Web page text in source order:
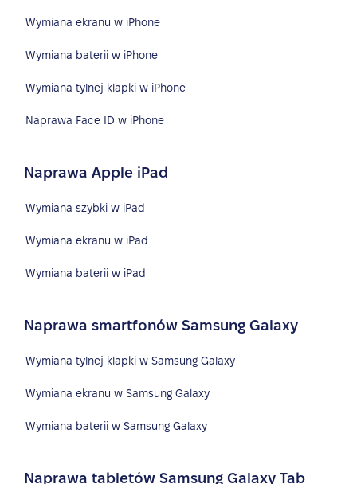
Wymiana ekranu w iPhone
Wymiana baterii w iPhone
Wymiana tylnej klapki w iPhone
Naprawa Face ID w iPhone
Naprawa Apple iPad
Wymiana szybki w iPad
Wymiana ekranu w iPad
Wymiana baterii w iPad
Naprawa smartfonów Samsung Galaxy
Wymiana tylnej klapki w Samsung Galaxy
Wymiana ekranu w Samsung Galaxy
Wymiana baterii w Samsung Galaxy
Naprawa tabletów Samsung Galaxy Tab